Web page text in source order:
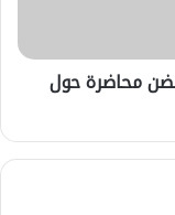
محاضرة حول